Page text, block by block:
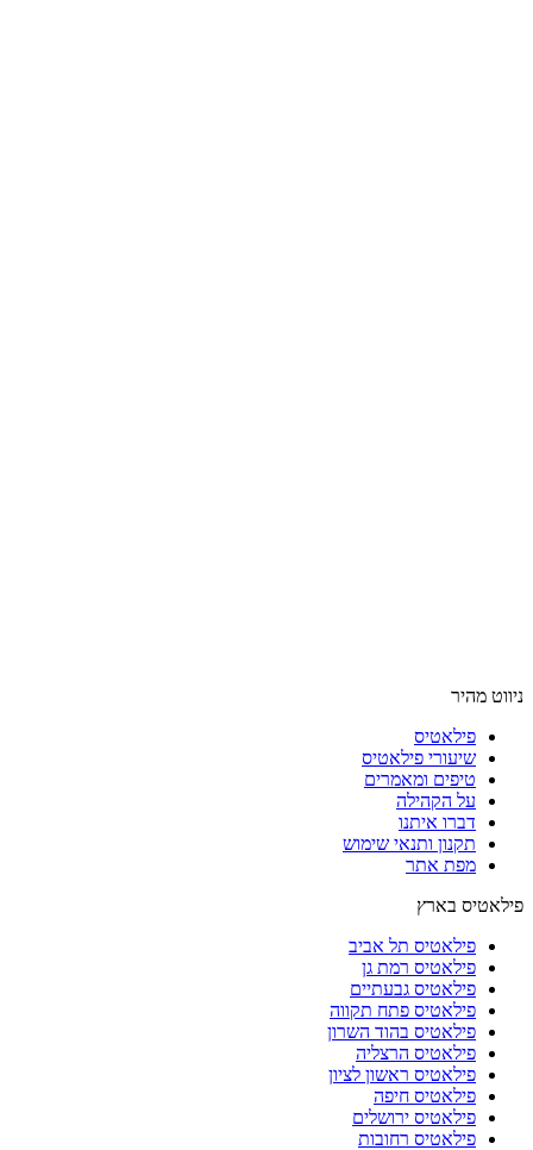
ניווט מהיר
פילאטיס
שיעורי פילאטיס
טיפים ומאמרים
על הקהילה
דברו איתנו
תקנון ותנאי שימוש
מפת אתר
פילאטיס בארץ
פילאטיס תל אביב
פילאטיס רמת גן
פילאטיס גבעתיים
פילאטיס פתח תקווה
פילאטיס בהוד השרון
פילאטיס הרצליה
פילאטיס ראשון לציון
פילאטיס חיפה
פילאטיס ירושלים
פילאטיס רחובות